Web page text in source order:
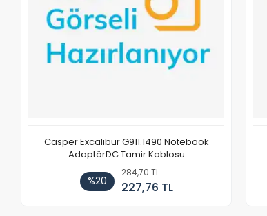
Casper Excalibur G911.1490 Notebook
AdaptörDC Tamir Kablosu
%20
284,70 TL
227,76 TL